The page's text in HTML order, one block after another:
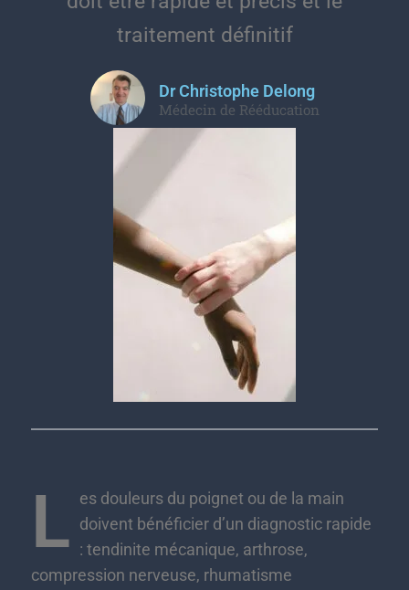
traitement définitif
Dr Christophe Delong
Médecin de Rééducation
L es douleurs du poignet ou de la main
doivent bénéficier d’un diagnostic rapide
: tendinite mécanique, arthrose,
compression nerveuse, rhumatisme